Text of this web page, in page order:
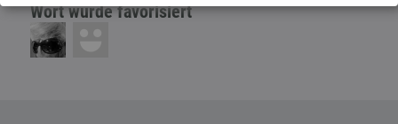
Wort wurde favorisiert